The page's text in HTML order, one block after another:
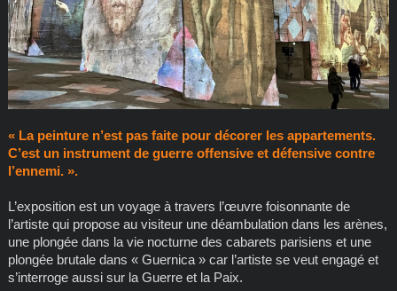
« La peinture n’est pas faite pour décorer les appartements.
C’est un instrument de guerre offensive et défensive contre
l’ennemi. ».
L’exposition est un voyage à travers l’œuvre foisonnante de
l’artiste qui propose au visiteur une déambulation dans les arènes,
une plongée dans la vie nocturne des cabarets parisiens et une
plongée brutale dans « Guernica » car l’artiste se veut engagé et
s’interroge aussi sur la Guerre et la Paix.